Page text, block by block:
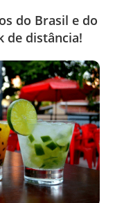
do Brasil e do
de distância!